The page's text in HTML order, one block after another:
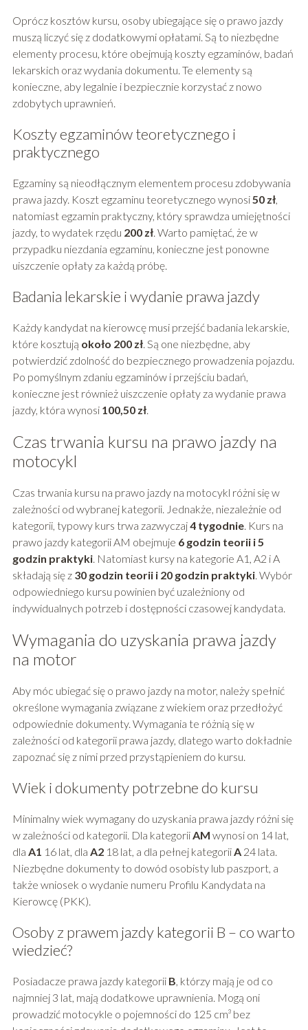
Oprócz kosztów kursu, osoby ubiegające się o prawo jazdy
muszą liczyć się z dodatkowymi opłatami. Są to niezbędne
elementy procesu, które obejmują koszty egzaminów, badań
lekarskich oraz wydania dokumentu. Te elementy są
konieczne, aby legalnie i bezpiecznie korzystać z nowo
zdobytych uprawnień.
Koszty egzaminów teoretycznego i
praktycznego
Egzaminy są nieodłącznym elementem procesu zdobywania
prawa jazdy. Koszt egzaminu teoretycznego wynosi50 zł,
natomiast egzamin praktyczny, który sprawdza umiejętności
jazdy, to wydatek rzędu 200 zł. Warto pamiętać, że w
przypadku niezdania egzaminu, konieczne jest ponowne
uiszczenie opłaty za każdą próbę.
Badania lekarskie i wydanie prawa jazdy
Każdy kandydat na kierowcę musi przejść badania lekarskie,
które kosztują około 200 zł. Są one niezbędne, aby
potwierdzić zdolność do bezpiecznego prowadzenia pojazdu.
Po pomyślnym zdaniu egzaminów i przejściu badań,
konieczne jest również uiszczenie opłaty za wydanie prawa
jazdy, która wynosi 100,50 zł.
Czas trwania kursu na prawo jazdy na
motocykl
Czas trwania kursu na prawo jazdy na motocykl różni się w
zależności od wybranej kategorii. Jednakże, niezależnie od
kategorii, typowy kurs trwa zazwyczaj4 tygodnie. Kurs na
prawo jazdy kategorii AM obejmuje 6 godzin teorii i 5
godzin praktyki. Natomiast kursy na kategorie A1, A2 i A
składają się z 30 godzin teorii i 20 godzin praktyki. Wybór
odpowiedniego kursu powinien być uzależniony od
indywidualnych potrzeb i dostępności czasowej kandydata.
Wymagania do uzyskania prawa jazdy
na motor
Aby móc ubiegać się o prawo jazdy na motor, należy spełnić
określone wymagania związane z wiekiem oraz przedłożyć
odpowiednie dokumenty. Wymagania te różnią się w
zależności od kategorii prawa jazdy, dlatego warto dokładnie
zapoznać się z nimi przed przystąpieniem do kursu.
Wiek i dokumenty potrzebne do kursu
Minimalny wiek wymagany do uzyskania prawa jazdy różni się
w zależności od kategorii. Dla kategoriiAM wynosi on 14 lat,
dla A1 16 lat, dla A218 lat, a dla pełnej kategoriiA24 lata.
Niezbędne dokumenty to dowód osobisty lub paszport, a
także wniosek o wydanie numeru Profilu Kandydata na
Kierowcę (PKK).
Osoby z prawem jazdy kategorii B – co warto
wiedzieć?
Posiadacze prawa jazdy kategorii B, którzy mają je od co
najmniej 3 lat, mają dodatkowe uprawnienia. Mogą oni
prowadzić motocykle o pojemności do 125 cm³ bez